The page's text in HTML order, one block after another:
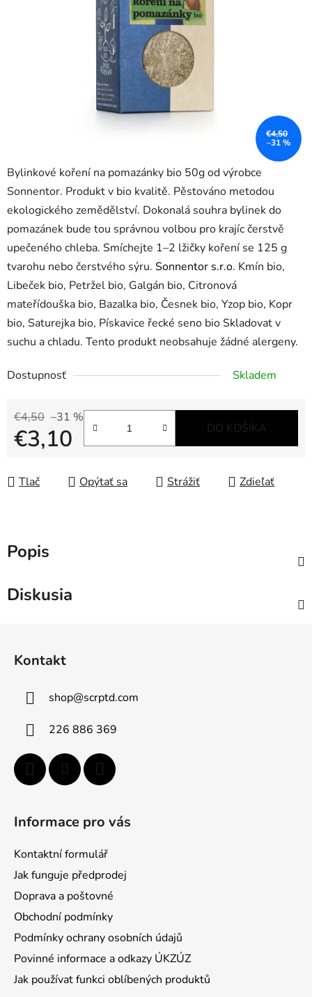
Bylinkové koření na pomazánky bio 50g od výrobce
Sonnentor. Produkt v bio kvalitě. Pěstováno metodou
ekologického zemědělství. Dokonalá souhra bylinek do
pomazánek bude tou správnou volbou pro krajíc čerstvě
upečeného chleba. Smíchejte 1–2 lžičky koření se 125 g
tvarohu nebo čerstvého sýru. Sonnentor s.r.o. Kmín bio,
Libeček bio, Petržel bio, Galgán bio, Citronová
mateřídouška bio, Bazalka bio, Česnek bio, Yzop bio, Kopr
bio, Saturejka bio, Pískavice řecké seno bio Skladovat v
suchu a chladu. Tento produkt neobsahuje žádné alergeny.
Dostupnosť Skladem
€4,50 –31 %
€3,10 DO KOŠÍKA
Tlač Opýtať sa Strážiť Zdieľať
€4,50
–31 %
Popis
Diskusia
Kontakt
shop@scrptd.com
226 886 369
Informace pro vás
Kontaktní formulář
Jak funguje předprodej
Doprava a poštovné
Obchodní podmínky
Podmínky ochrany osobních údajů
Povinné informace a odkazy ÚKZÚZ
Jak používat funkci oblíbených produktů